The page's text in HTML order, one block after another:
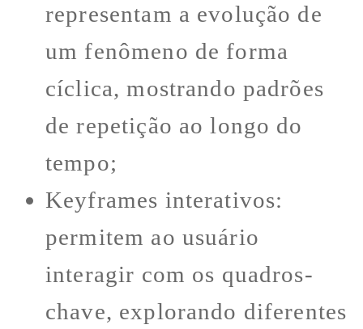
representam a evolução de
um fenômeno de forma
cíclica, mostrando padrões
de repetição ao longo do
tempo;
Keyframes interativos:
permitem ao usuário
interagir com os quadros-
chave, explorando diferentes